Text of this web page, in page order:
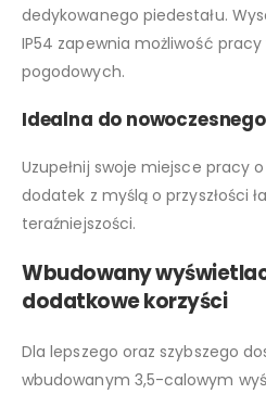
dedykowanego piedestału.
IP54 zapewnia możliwość
pogodowych.
Idealna do
Uzupełnij swoje miejsce pracy
dodatek z myślą o przyszłości
teraźniejszości.
Wbudowany
dodatkowe korzyści
Dla lepszego oraz szybszego
wbudowanym 3,5-calowym